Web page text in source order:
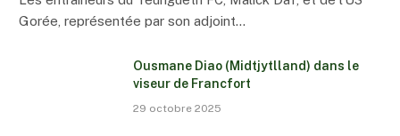
Gorée, représentée par son adjoint…
Ousmane Diao (Midtjytlland) dans le
viseur de Francfort
29 octobre 2025